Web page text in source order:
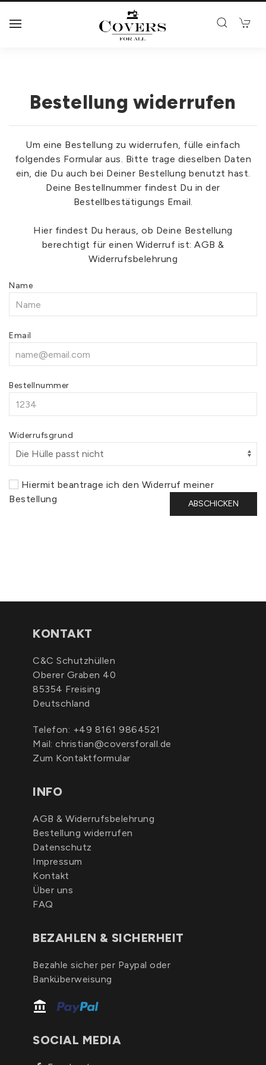
Bestellung widerrufen
Um eine Bestellung zu widerrufen, fülle einfach
folgendes Formular aus. Bitte trage dieselben Daten
ein, die Du auch bei Deiner Bestellung benutzt hast.
Deine Bestellnummer findest Du in der
Bestellbestätigungs Email.
Hier findest Du heraus, ob Deine Bestellung
berechtigt für einen Widerruf ist: AGB &
Widerrufsbelehrung
Name
Email
Bestellnummer
Widerrufsgrund
Hiermit beantrage ich den Widerruf meiner
Bestellung
ABSCHICKEN
KONTAKT
C&C Schutzhüllen
Oberer Graben 40
85354 Freising
Deutschland
Telefon: +49 8161 9864521
Mail: christian@coversforall.de
Zum Kontaktformular
INFO
AGB & Widerrufsbelehrung
Bestellung widerrufen
Datenschutz
Impressum
Kontakt
Über uns
FAQ
BEZAHLEN & SICHERHEIT
Bezahle sicher per Paypal oder
Banküberweisung
SOCIAL MEDIA